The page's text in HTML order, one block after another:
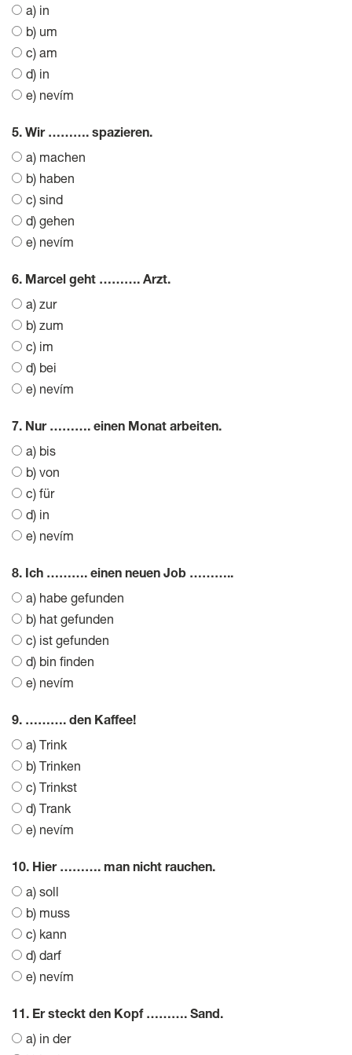
a) in
b) um
c) am
d) in
e) nevím
5. Wir ………. spazieren.
a) machen
b) haben
c) sind
d) gehen
e) nevím
6. Marcel geht ………. Arzt.
a) zur
b) zum
c) im
d) bei
e) nevím
7. Nur ………. einen Monat arbeiten.
a) bis
b) von
c) für
d) in
e) nevím
8. Ich ………. einen neuen Job ………..
a) habe gefunden
b) hat gefunden
c) ist gefunden
d) bin finden
e) nevím
9. ………. den Kaffee!
a) Trink
b) Trinken
c) Trinkst
d) Trank
e) nevím
10. Hier ………. man nicht rauchen.
a) soll
b) muss
c) kann
d) darf
e) nevím
11. Er steckt den Kopf ………. Sand.
a) in der